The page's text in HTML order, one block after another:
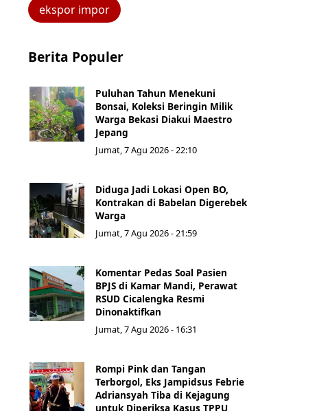
ekspor impor
Berita Populer
Puluhan Tahun Menekuni
Bonsai, Koleksi Beringin Milik
Warga Bekasi Diakui Maestro
Jepang
Jumat, 7 Agu 2026 - 22:10
Diduga Jadi Lokasi Open BO,
Kontrakan di Babelan Digerebek
Warga
Jumat, 7 Agu 2026 - 21:59
Komentar Pedas Soal Pasien
BPJS di Kamar Mandi, Perawat
RSUD Cicalengka Resmi
Dinonaktifkan
Jumat, 7 Agu 2026 - 16:31
Rompi Pink dan Tangan
Terborgol, Eks Jampidsus Febrie
Adriansyah Tiba di Kejagung
untuk Diperiksa Kasus TPPU